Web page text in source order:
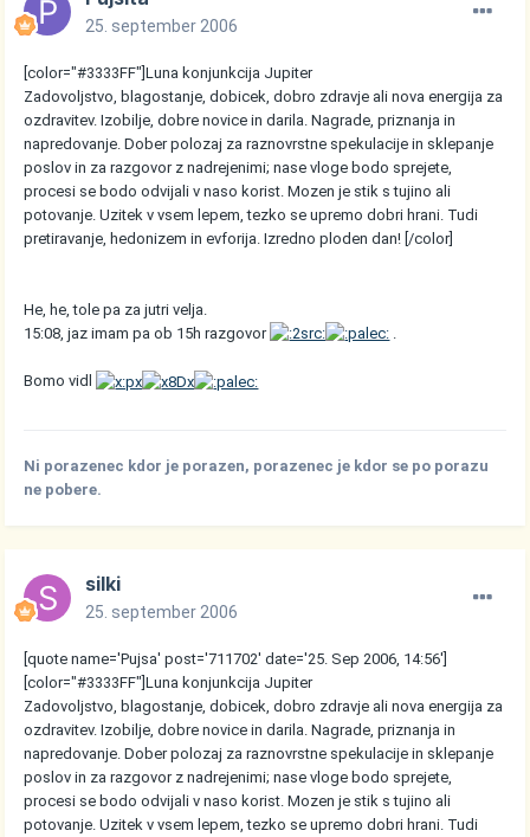
25. september 2006
[color="#3333FF"]Luna konjunkcija Jupiter
Zadovoljstvo, blagostanje, dobicek, dobro zdravje ali nova energija za
ozdravitev. Izobilje, dobre novice in darila. Nagrade, priznanja in
napredovanje. Dober polozaj za raznovrstne spekulacije in sklepanje
poslov in za razgovor z nadrejenimi; nase vloge bodo sprejete,
procesi se bodo odvijali v naso korist. Mozen je stik s tujino ali
potovanje. Uzitek v vsem lepem, tezko se upremo dobri hrani. Tudi
pretiravanje, hedonizem in evforija. Izredno ploden dan! [/color]
He, he, tole pa za jutri velja.
15:08, jaz imam pa ob 15h razgovor
Bomo vidl
Ni porazenec kdor je porazen, porazenec je kdor se po porazu
ne pobere.
silki
25. september 2006
[quote name='Pujsa' post='711702' date='25. Sep 2006, 14:56']
[color="#3333FF"]Luna konjunkcija Jupiter
Zadovoljstvo, blagostanje, dobicek, dobro zdravje ali nova energija za
ozdravitev. Izobilje, dobre novice in darila. Nagrade, priznanja in
napredovanje. Dober polozaj za raznovrstne spekulacije in sklepanje
poslov in za razgovor z nadrejenimi; nase vloge bodo sprejete,
procesi se bodo odvijali v naso korist. Mozen je stik s tujino ali
potovanje. Uzitek v vsem lepem, tezko se upremo dobri hrani. Tudi